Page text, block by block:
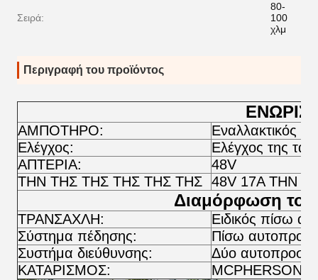
Σειρά:
80-
100
χλμ
Περιγραφή του προϊόντος
ΑΜΠΟΤΗΡΟ:
Εναλλακτικός
Ελέγχος:
Ελέγχος της
ΑΠΤΕΡΙΑ:
48V
ΤΗΝ ΤΗΣ ΤΗΣ ΤΗΣ ΤΗΣ ΤΗΣ 48V 17A ΤΗΝ
Διαμόρφωση του
ΤΡΑΝΣΑΧΛΗ:
Ειδικός πίσω
Σύστημα πέδησης:
Πίσω
Συστήμα διεύθυνσης:
Δύο
ΚΑΤΑΡΙΣΜΟΣ:
MCPHERSON